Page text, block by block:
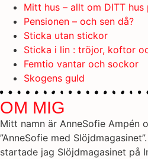
Mitt hus – allt om DITT
Pensionen – och sen då?
Sticka utan stickor
Sticka i lin : tröjor, koftor
Femtio vantar och sockor
Skogens guld
OM MIG
Mitt namn är AnneSofie Ampén
”AnneSofie med
startade jag Slöjdmagasinet på